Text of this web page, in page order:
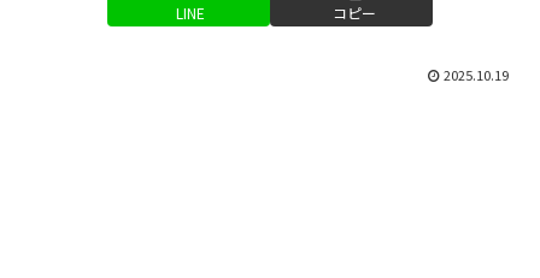
LINE コピー
2025.10.19